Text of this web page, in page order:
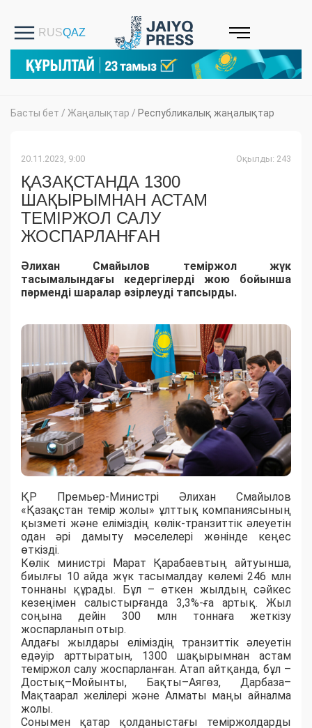
Басты бет / Жаңалықтар / Республикалық жаңалықтар
20.11.2023, 9:00 Оқылды: 243
ҚАЗАҚСТАНДА 1300
ШАҚЫРЫМНАН АСТАМ
ТЕМІРЖОЛ САЛУ
ЖОСПАРЛАНҒАН
Әлихан Смайылов теміржол жүк
тасымалындағы кедергілерді жою бойынша
пәрменді шаралар әзірлеуді тапсырды.
ҚР Премьер-Министрі Әлихан Смайылов
«Қазақстан темір жолы» ұлттық компаниясының
қызметі және еліміздің көлік-транзиттік әлеуетін
одан әрі дамыту мәселелері жөнінде кеңес
өткізді.
Көлік министрі Марат Қарабаевтың айтуынша,
биылғы 10 айда жүк тасымалдау көлемі 246 млн
тоннаны құрады. Бұл – өткен жылдың сәйкес
кезеңімен салыстырғанда 3,3%-ға артық. Жыл
соңына дейін 300 млн тоннаға жеткізу
жоспарланып отыр.
Алдағы жылдары еліміздің транзиттік әлеуетін
едәуір арттыратын, 1300 шақырымнан астам
теміржол салу жоспарланған. Атап айтқанда, бұл –
Достық–Мойынты, Бақты–Аягөз, Дарбаза–
Мақтаарал желілері және Алматы маңы айналма
жолы.
Сонымен қатар қолданыстағы теміржолдарды